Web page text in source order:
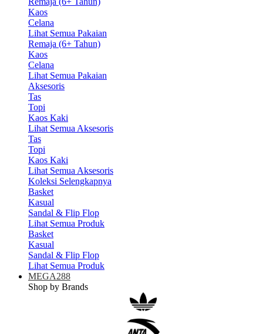
Kaos
Celana
Lihat Semua Pakaian
Remaja (6+ Tahun)
Kaos
Celana
Lihat Semua Pakaian
Aksesoris
Tas
Topi
Kaos Kaki
Lihat Semua Aksesoris
Tas
Topi
Kaos Kaki
Lihat Semua Aksesoris
Koleksi Selengkapnya
Basket
Kasual
Sandal & Flip Flop
Lihat Semua Produk
Basket
Kasual
Sandal & Flip Flop
Lihat Semua Produk
MEGA288
Shop by Brands